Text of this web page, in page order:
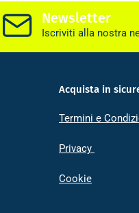
Newsletter
Iscriviti alla nostra
Acquista in
Termini e
Privacy
Cookie